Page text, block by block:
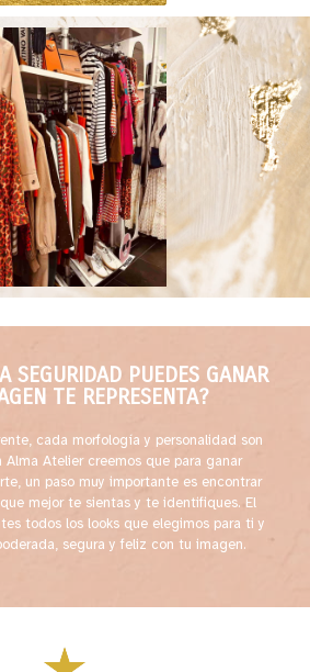
SEGURIDAD PUEDES GANAR
TE REPRESENTA?
cada morfología y personalidad son
Alma Atelier creemos que para ganar
un paso muy importante es encontrar
mejor te sientas y te identifiques. El
todos los looks que elegimos para ti y
segura y feliz con tu imagen.